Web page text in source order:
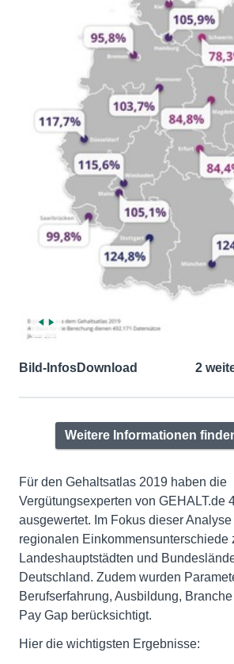
Bild-InfosDownload 2
Weitere Informationen
Für den Gehaltsatlas 2019 haben die
Vergütungsexperten von GEHALT.de
ausgewertet. Im Fokus dieser
regionalen Einkommensunterschiede
Landeshauptstädten und
Deutschland. Zudem wurden
Berufserfahrung, Ausbildung,
Pay Gap berücksichtigt.
Hier die wichtigsten Ergebnisse: